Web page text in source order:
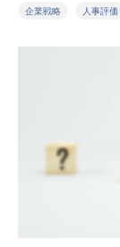
企業戦略 人事評価